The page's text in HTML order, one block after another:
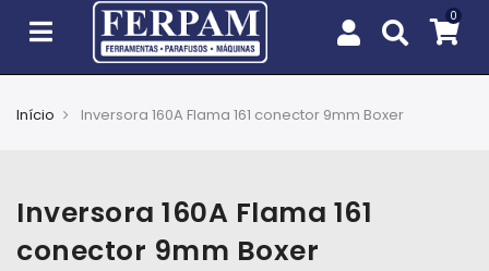
e
Jardim
Início Inversora 160A Flama 161 conector 9mm Boxer
Inversora 160A Flama 161
conector 9mm Boxer